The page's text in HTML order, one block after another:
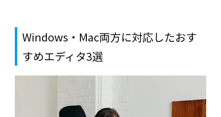
Windows・Mac両方に対応したおす
すめエディタ3選